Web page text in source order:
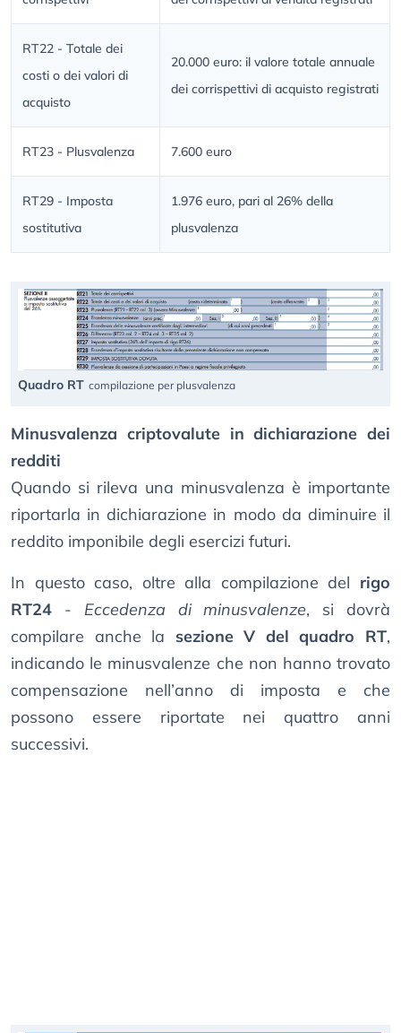
RT22 - Totale dei
costi o dei valori di
acquisto
20.000 euro: il valore totale annuale
dei corrispettivi di acquisto registrati
RT23 - Plusvalenza 7.600 euro
RT29 - Imposta
sostitutiva
1.976 euro, pari al 26% della
plusvalenza
Quadro RT compilazione per plusvalenza
Minusvalenza criptovalute in dichiarazione dei
redditi
Quando si rileva una minusvalenza è importante
riportarla in dichiarazione in modo da diminuire il
reddito imponibile degli esercizi futuri.
In questo caso, oltre alla compilazione del rigo
RT24 - Eccedenza di minusvalenze, si dovrà
compilare anche la sezione V del quadro RT,
indicando le minusvalenze che non hanno trovato
compensazione nell’anno di imposta e che
possono essere riportate nei quattro anni
successivi.